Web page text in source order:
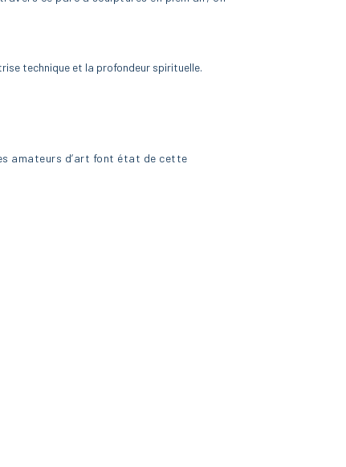
technique et la profondeur spirituelle.
amateurs d’art font état de cette